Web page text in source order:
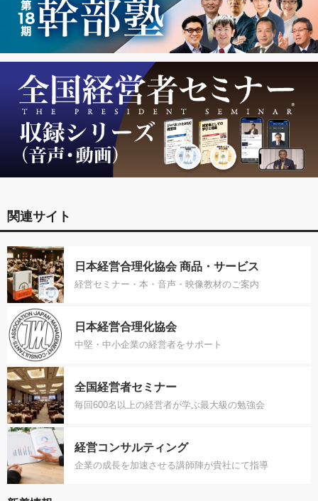
関連サイト
日本経営合理化協会 商品・サービス
経営セミナー・本・音声・映像教材のご案内
日本経営合理化協会
中堅・中小企業の経営者をサポート
全国経営者セミナー
毎回600名以上の経営者が学ぶ最大級の勉強会
経営コンサルティング
企業の成長を加速させる講師陣が貴社にて指導